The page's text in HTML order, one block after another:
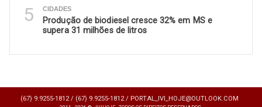
5 CIDADES
Produção de biodiesel cresce 32% em MS e
supera 31 milhões de litros
(67) 9.9255-1812 / (67) 9.9255-1812 / PORTAL_IVI_HOJE@OUTLOOK.COM